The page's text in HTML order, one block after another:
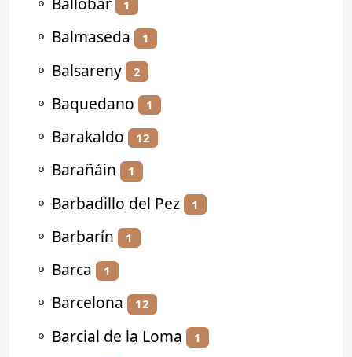
1
⚬ Balmaseda 1
⚬ Balsareny 2
⚬ Baquedano 1
⚬ Barakaldo 12
⚬ Barañáin 1
⚬ Barbadillo del Pez 1
⚬ Barbarín 1
⚬ Barca 1
⚬ Barcelona 12
⚬ Barcial de la Loma 1